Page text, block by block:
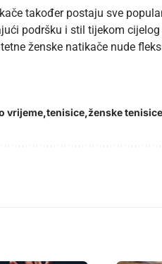
također postaju sve
podršku i stil tijekom
ženske natikače nude
vrijeme tenisice ženske tenisice